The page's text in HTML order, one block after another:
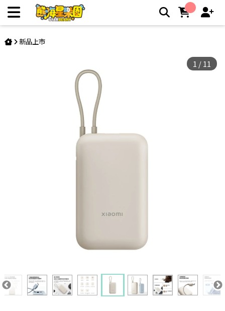
【小米】Xiaomi 自帶線行動電源 10000 口袋版 | 熊嗨星親子樂
新品上市
1 /11